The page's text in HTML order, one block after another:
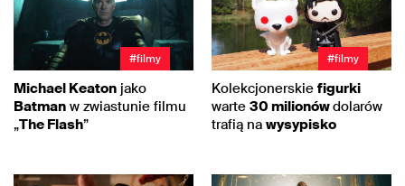
#filmy
Michael Keaton jako
Batman w zwiastunie filmu
„The Flash”
#filmy
Kolekcjonerskie figurki
warte 30 milionówdolarów
trafią na wysypisko